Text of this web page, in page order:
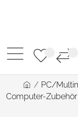
/ PC/
Computer-Zubehör